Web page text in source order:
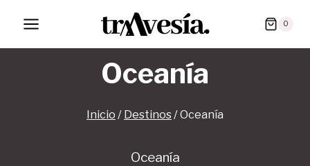
contenido
0
Oceanía
Inicio / Destinos /Oceanía
Oceanía